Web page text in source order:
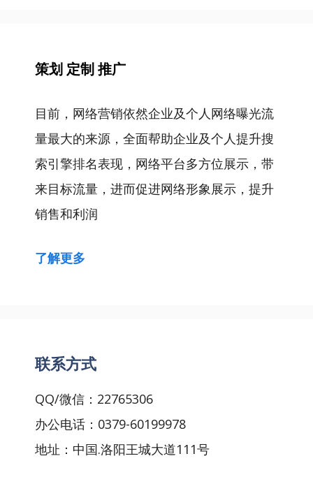
策划 定制 推广
目前，网络营销依然企业及个人网络曝光流
量最大的来源，全面帮助企业及个人提升搜
索引擎排名表现，网络平台多方位展示，带
来目标流量，进而促进网络形象展示，提升
销售和利润
了解更多
联系方式
QQ/微信：22765306
办公电话：0379-60199978
地址：中国.洛阳王城大道111号